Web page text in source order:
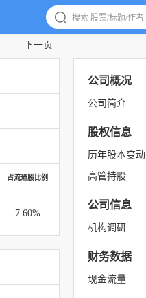
下一页
占流通股比例
7.60%
公司概况
公司简介
股权信息
历年股本变动
高管持股
公司信息
机构调研
财务数据
现金流量